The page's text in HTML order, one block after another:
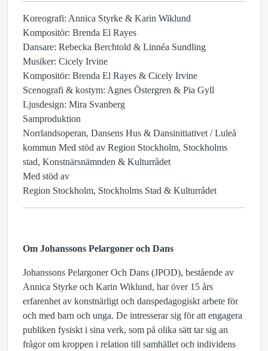
Koreografi: Annica Styrke & Karin Wiklund
Kompositör: Brenda El Rayes
Dansare: Rebecka Berchtold & Linnéa Sundling
Musiker: Cicely Irvine
Kompositör: Brenda El Rayes & Cicely Irvine
Scenografi & kostym: Agnes Östergren & Pia Gyll
Ljusdesign: Mira Svanberg
Samproduktion
Norrlandsoperan, Dansens Hus & Dansinitiativet / Luleå
kommun Med stöd av Region Stockholm, Stockholms
stad, Konstnärsnämnden & Kulturrådet
Med stöd av
Region Stockholm, Stockholms Stad & Kulturrådet
Om Johanssons Pelargoner och Dans
Johanssons Pelargoner Och Dans (JPOD), bestående av
Annica Styrke och Karin Wiklund, har över 15 års
erfarenhet av konstnärligt och danspedagogiskt arbete för
och med barn och unga. De intresserar sig för att engagera
publiken fysiskt i sina verk, som på olika sätt tar sig an
frågor om kroppen i relation till samhället och individens